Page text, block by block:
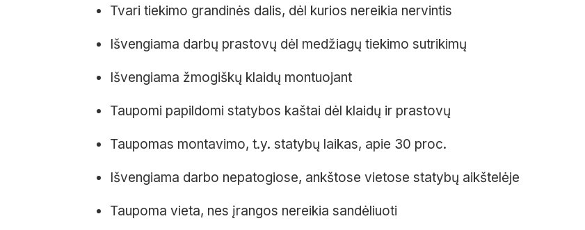
Tvari tiekimo grandinės dalis, dėl kurios nereikia nervintis
Išvengiama darbų prastovų dėl medžiagų tiekimo sutrikimų
Išvengiama žmogiškų klaidų montuojant
Taupomi papildomi statybos kaštai dėl klaidų ir prastovų
Taupomas montavimo, t.y. statybų laikas, apie 30 proc.
Išvengiama darbo nepatogiose, ankštose vietose statybų aikštelėje
Taupoma vieta, nes įrangos nereikia sandėliuoti